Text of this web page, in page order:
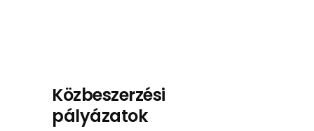
Közbeszerzési
pályázatok